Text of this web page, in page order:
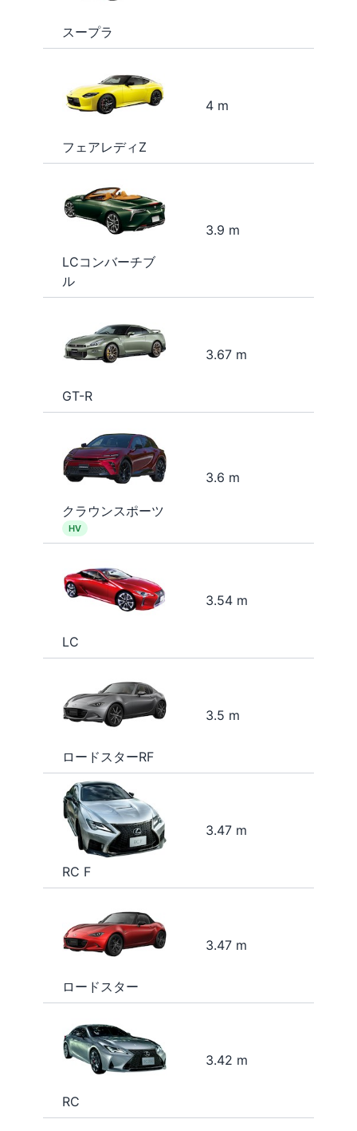
スープラ
フェアレディZ
4 m
LCコンバーチブ
ル
3.9 m
GT-R
3.67 m
クラウンスポーツ
HV
3.6 m
LC
3.54 m
ロードスターRF
3.5 m
RC F
3.47 m
ロードスター
3.47 m
RC
3.42 m